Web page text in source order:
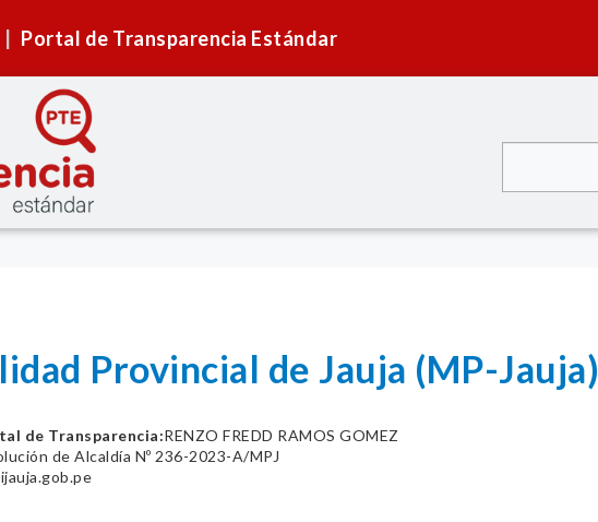
Portal de Transparencia Estándar
Provincial de Jauja (MP-Jauja)
de Transparencia:RENZO FREDD RAMOS GOMEZ
de Alcaldía Nº 236-2023-A/MPJ